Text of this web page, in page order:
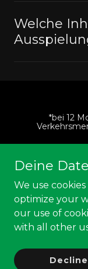
Welche
*bei 12
Copyright ©
eingetragenes
Deine
We use
optimize your
our use of
with all other
Decline